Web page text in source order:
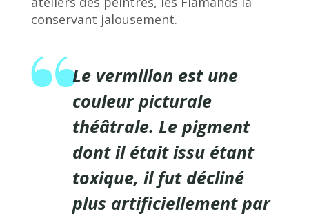
conservant jalousement.
Le vermillon est une
couleur picturale
théâtrale. Le pigment
dont il était issu étant
toxique, il fut décliné
plus artificiellement par